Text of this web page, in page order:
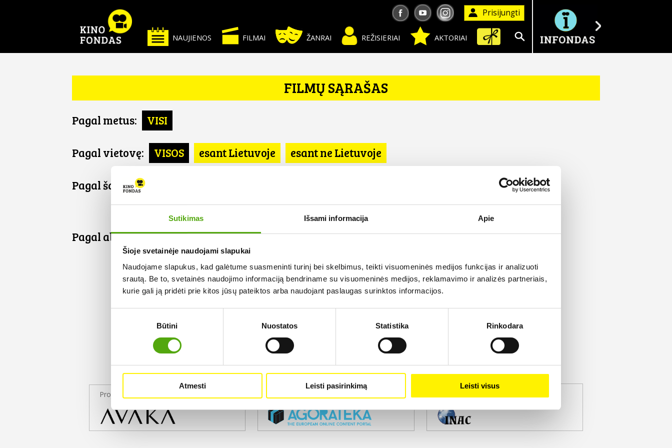
Sutikimas Išsami informacija Apie
Šioje svetainėje naudojami slapukai
Naudojame slapukus, kad galėtume suasmeninti turinį bei skelbimus, teikti visuomeninės medijos funkcijas ir analizuoti
srautą. Be to, svetainės naudojimo informaciją bendriname su visuomeninės medijos, reklamavimo ir analizės partneriais,
kurie gali ją pridėti prie kitos jūsų pateiktos arba naudojant paslaugas surinktos informacijos.
Būtini Nuostatos Statistika Rinkodara
Atmesti Leisti pasirinkimą Leisti visus
Prisijungti
AKTORIAI
REŽISIERIAI
ŽANRAI
FILMAI
NAUJIENOS
Ieškoti
FILMŲ SĄRAŠAS
Pagal metus: VISI
Pagal vietovę: VISOS esant Lietuvoje esant ne Lietuvoje
Pagal šalį: VISOS
Pagal abėcėlę:
Projekto partneris